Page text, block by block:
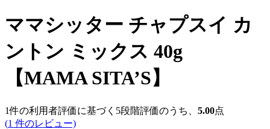
ママシッター チャプスイ カ
ントン ミックス 40g
【MAMA SITA’S】
1件の利用者評価に基づく5段階評価のうち、 5.00点
(1 件のレビュー)